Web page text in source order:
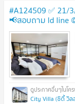
#A124509 ✅ 21/
📢สอบถาม ld line
City Villa (ซิตี้ วิล